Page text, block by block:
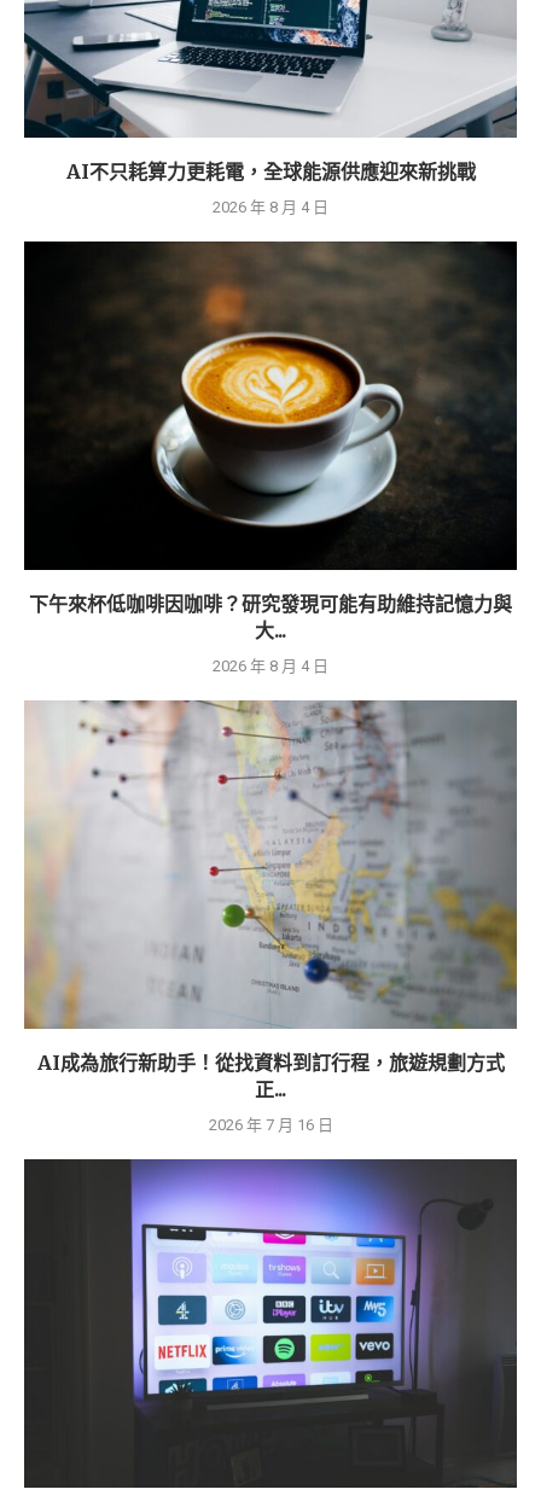
AI不只耗算力更耗電，全球能源供應迎來新挑戰
2026 年 8 月 4 日
下午來杯低咖啡因咖啡？研究發現可能有助維持記憶力與
大...
2026 年 8 月 4 日
AI成為旅行新助手！從找資料到訂行程，旅遊規劃方式
正...
2026 年 7 月 16 日